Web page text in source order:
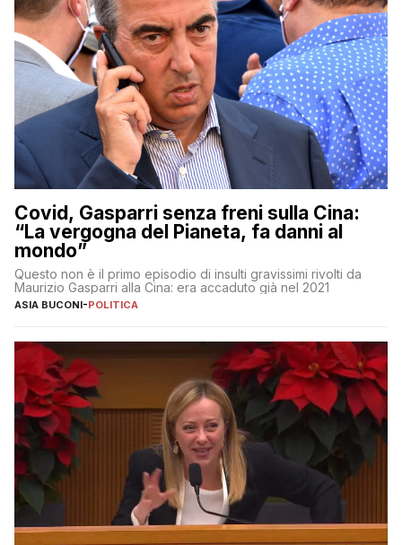
Covid, Gasparri senza freni sulla Cina:
“La vergogna del Pianeta, fa danni al
mondo”
Questo non è il primo episodio di insulti gravissimi rivolti da
Maurizio Gasparri alla Cina: era accaduto già nel 2021
ASIA BUCONI-POLITICA